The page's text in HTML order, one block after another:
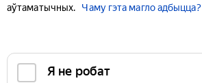
аўтаматычных.
Чаму гэта магло адбыцца?
Я не робат